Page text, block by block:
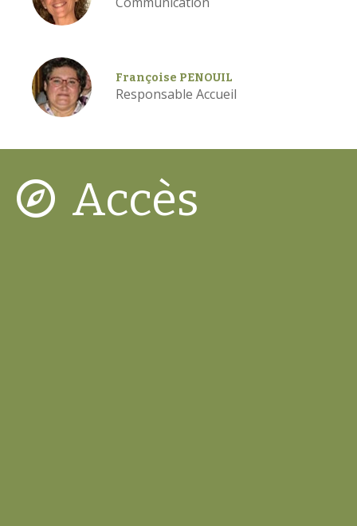
Françoise PENOUIL
Responsable Accueil
Accès